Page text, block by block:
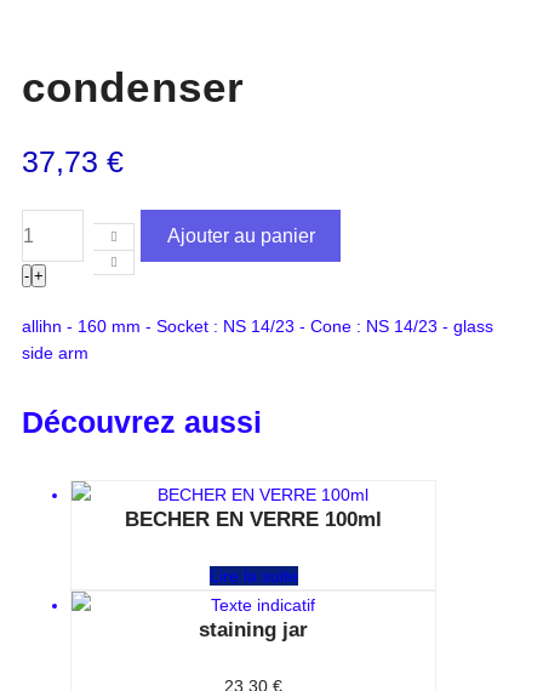
condenser
37,73 €
- +
Ajouter au panier
allihn - 160 mm - Socket : NS 14/23 - Cone : NS 14/23 - glass
side arm
Découvrez aussi
BECHER EN VERRE 100ml
Lire la suite
staining jar
23,30 €